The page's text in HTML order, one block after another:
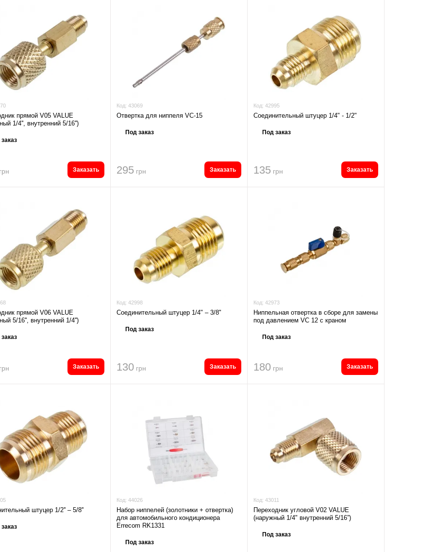
прямой V05 VALUE
1/4'', внутренний 5/16'')
Заказать
Код: 43069
Отвертка для ниппеля VC-15
Под заказ
295 грн Заказать
Код: 42995
Соединительный штуцер 1/4" - 1/2"
Под заказ
135 грн Заказать
прямой V06 VALUE
5/16'', внутренний 1/4'')
Заказать
Код: 42998
Соединительный штуцер 1/4" – 3/8"
Под заказ
130 грн Заказать
Код: 42973
Ниппельная отвертка в сборе для замены
под давлением VC 12 с краном
Под заказ
180 грн Заказать
штуцер 1/2'' – 5/8''
Код: 44026
Набор ниппелей (золотники + отвертка)
для автомобильного кондиционера
Errecom RK1331
Под заказ
Код: 43011
Переходник угловой V02 VALUE
(наружный 1/4" внутренний 5/16”)
Под заказ